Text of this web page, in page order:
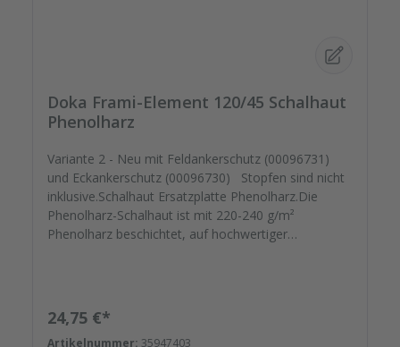
Doka Frami-Element 120/45 Schalhaut
Phenolharz
Variante 2 - Neu mit Feldankerschutz (00096731)
und Eckankerschutz (00096730) Stopfen sind nicht
inklusive.Schalhaut Ersatzplatte Phenolharz.Die
Phenolharz-Schalhaut ist mit 220-240 g/m²
Phenolharz beschichtet, auf hochwertiger
Elementrahmen. Darauf können Sie sich
verlassen.Bestellen Sie das komplette Zubehör zum
Regulärer Preis:
24,75 €*
Artikelnummer: 35947403